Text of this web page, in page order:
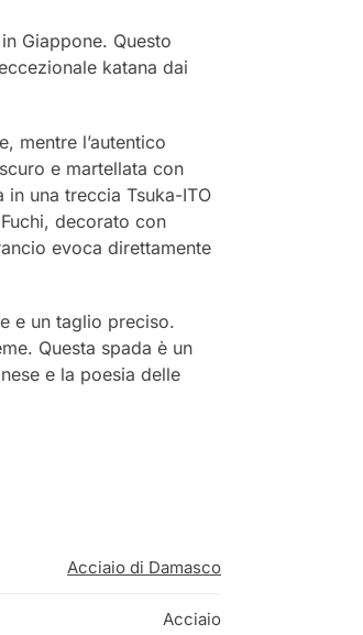
Giappone. Questo
katana dai
mentre l’autentico
e martellata con
una treccia Tsuka-ITO
decorato con
evoca direttamente
e un taglio preciso.
Questa spada è un
e la poesia delle
Acciaio di Damasco
Acciaio